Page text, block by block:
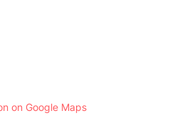
on Google Maps